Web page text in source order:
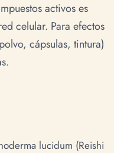
activos es
celular. Para efectos
cápsulas, tintura)
lucidum (Reishi